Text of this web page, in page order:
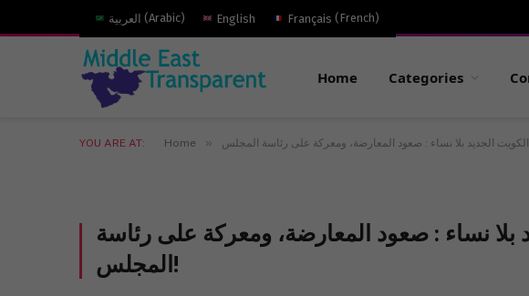
العربية (Arabic) English Français (French)
Home Categories
YOU ARE AT: Home »
بلا نساء : صعود المعارضة، ومعركة على رئاسة
المجلس!